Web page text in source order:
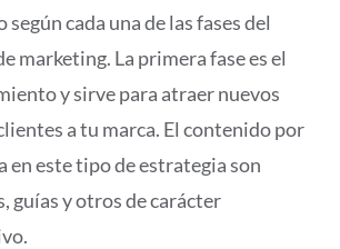
cada una de las fases del
marketing. La primera fase es el
y sirve para atraer nuevos
a tu marca. El contenido por
en este tipo de estrategia son
guías y otros de carácter